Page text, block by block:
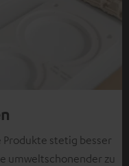
Produkte stetig besser
umweltschonender zu